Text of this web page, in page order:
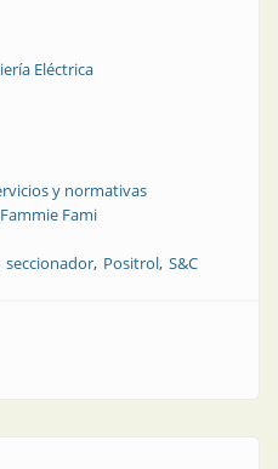
Eléctrica
y normativas
Fammie Fami
seccionador Positrol S&C
se debe